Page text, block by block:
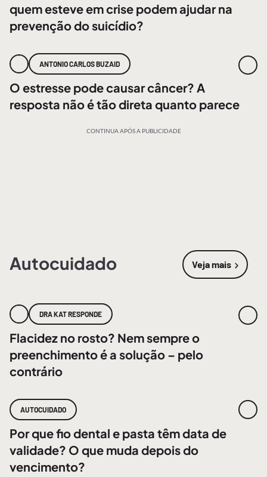
quem esteve em crise podem ajudar na
prevenção do suicídio?
ANTONIO CARLOS BUZAID
O estresse pode causar câncer? A
resposta não é tão direta quanto parece
CONTINUA APÓS A PUBLICIDADE
Autocuidado Veja mais
sobre
DRA KAT RESPONDE
Flacidez no rosto? Nem sempre o
preenchimento é a solução – pelo
contrário
AUTOCUIDADO
Por que fio dental e pasta têm data de
validade? O que muda depois do
vencimento?